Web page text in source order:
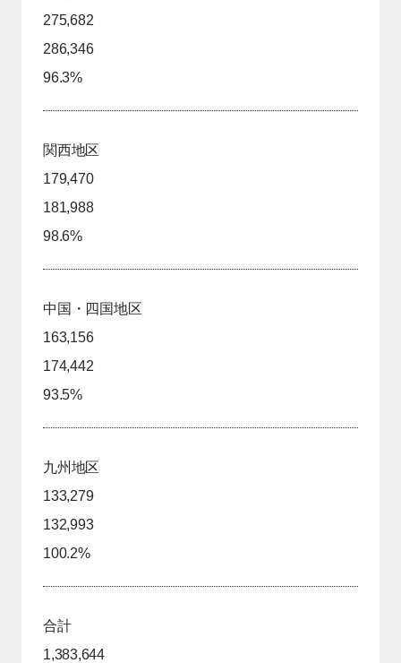
275,682
286,346
96.3%
関西地区
179,470
181,988
98.6%
中国・四国地区
163,156
174,442
93.5%
九州地区
133,279
132,993
100.2%
合計
1,383,644